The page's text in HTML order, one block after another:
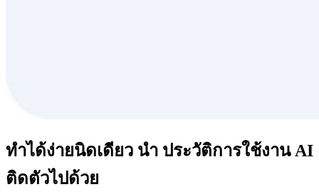
ทำได้ง่ายนิดเดียว นำ ประวัติการใช้งาน AI
ติดตัวไปด้วย